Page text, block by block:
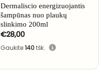
Dermaliscio energizuojantis
šampūnas nuo plaukų
slinkimo 200ml
€28,00
Gaukite140tšk.